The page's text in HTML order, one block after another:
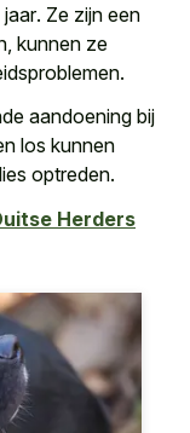
. Ze zijn een
kunnen ze
aandoening bij
los kunnen
optreden.
Herders